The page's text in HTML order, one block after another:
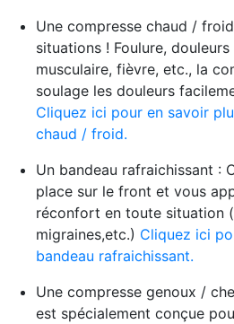
Une compresse chaud /
situations ! Foulure,
musculaire, fièvre, etc., la
soulage les douleurs
Cliquez ici pour en savoir
chaud / froid.
Un bandeau rafraichissant :
place sur le front et vous
réconfort en toute situation
migraines,etc.) Cliquez ici
bandeau rafraichissant.
Une compresse genoux /
est spécialement conçue